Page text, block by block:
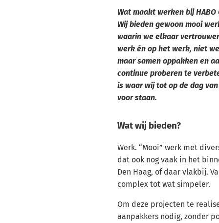
Wat maakt werken bij HABO
Wij bieden gewoon mooi
waarin we elkaar
werk én op het werk, niet
maar samen oppakken en
continue proberen te
is waar wij tot op de dag
voor staan.
Wat wij bieden?
Werk. “Mooi” werk met
dat ook nog vaak in het
Den Haag, of daar vlakbij.
complex tot wat simpeler.
Om deze projecten te
aanpakkers nodig, zonder